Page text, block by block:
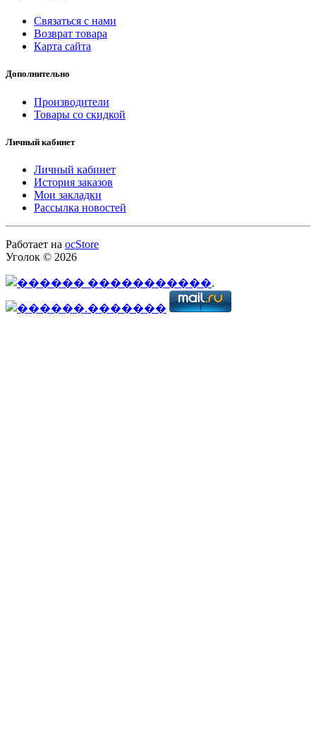
Связаться с нами
Возврат товара
Карта сайта
Дополнительно
Производители
Товары со скидкой
Личный кабинет
Личный кабинет
История заказов
Мои закладки
Рассылка новостей
Работает на ocStore
Уголок © 2026
.